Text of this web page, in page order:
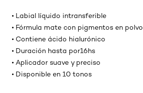
• Labial líquido intransferible
• Fórmula mate con pigmentos en polvo
• Contiene ácido hialurónico
• Duración hasta por16hs
• Aplicador suave y preciso
• Disponible en 10 tonos